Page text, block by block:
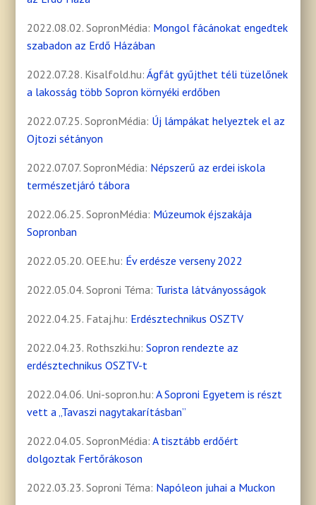
2022.08.02. SopronMédia: Mongol fácánokat engedtek
szabadon az Erdő Házában
2022.07.28. Kisalfold.hu:Ágfát gyűjthet téli tüzelőnek
a lakosság több Sopron környéki erdőben
2022.07.25. SopronMédia: Új lámpákat helyeztek el az
Ojtozi sétányon
2022.07.07. SopronMédia: Népszerű az erdei iskola
természetjáró tábora
2022.06.25. SopronMédia: Múzeumok éjszakája
Sopronban
2022.05.20. OEE.hu: Év erdésze verseny 2022
2022.05.04. Soproni Téma: Turista látványosságok
2022.04.25. Fataj.hu: Erdésztechnikus OSZTV
2022.04.23. Rothszki.hu:Sopron rendezte az
erdésztechnikus OSZTV-t
2022.04.06. Uni-sopron.hu:A Soproni Egyetem is részt
vett a „Tavaszi nagytakarításban”
2022.04.05. SopronMédia:A tisztább erdőért
dolgoztak Fertőrákoson
2022.03.23. Soproni Téma: Napóleon juhai a Muckon